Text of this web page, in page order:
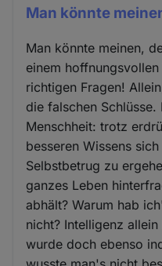
Man könnte
Man könnte meinen,
einem
richtigen Fragen!
die falschen
Menschheit: trotz
besseren Wissens
Selbstbetrug zu
ganzes Leben
abhält? Warum hab
nicht? Intelligenz
wurde doch ebenso